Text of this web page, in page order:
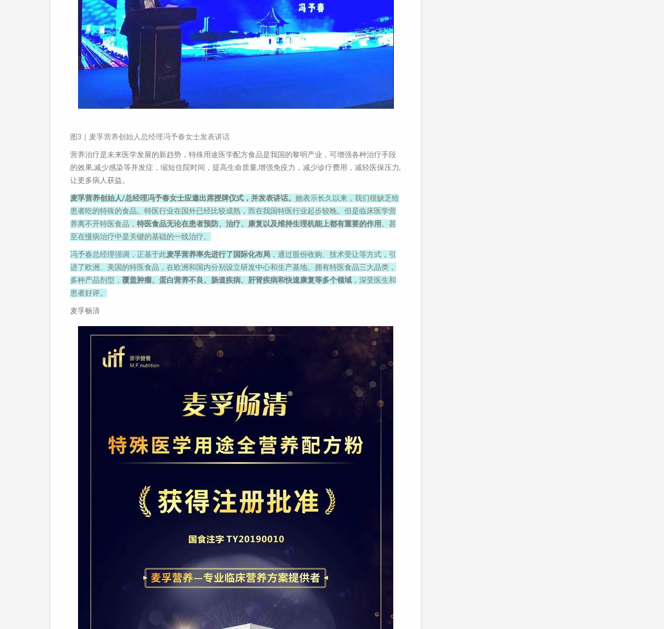
图3｜麦孚营养创始人总经理冯予春女士发表讲话
营养治疗是未来医学发展的新趋势，特殊用途医学配方食品是我国的黎明产业，可增强各种治疗手段
的效果,减少感染等并发症，缩短住院时间，提高生命质量,增强免疫力，减少诊疗费用，减轻医保压力,
让更多病人获益。
麦孚营养创始人/总经理冯予春女士应邀出席授牌仪式，并发表讲话。 她表示长久以来，我们很缺乏给
患者吃的特殊的食品。特医行业在国外已经比较成熟，而在我国特医行业起步较晚。但是临床医学营
养离不开特医食品， 特医食品无论在患者预防、治疗、康复以及维持生理机能上都有重要的作用。甚
至在慢病治疗中是关键的基础的一线治疗。
冯予春总经理强调，正基于此麦孚营养率先进行了国际化布局 ，通过股份收购、技术受让等方式，引
进了欧洲、美国的特医食品，在欧洲和国内分别设立研发中心和生产基地。拥有特医食品三大品类，
多种产品剂型， 覆盖肿瘤、蛋白营养不良、肠道疾病、肝肾疾病和快速康复等多个领域 ，深受医生和
患者好评。
麦孚畅清